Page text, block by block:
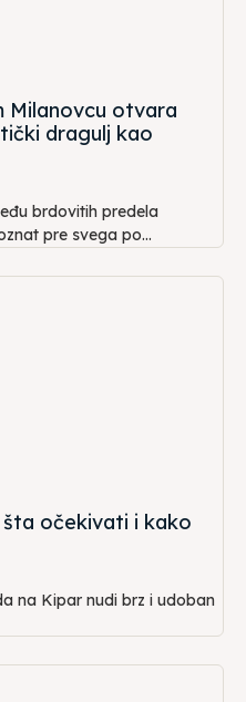
Milanovcu otvara
dragulj kao
brdovitih predela
pre svega po...
očekivati i kako
na Kipar nudi brz i udoban